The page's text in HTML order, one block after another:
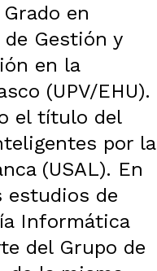
en
Gestión y
en la
(UPV/EHU).
el título del
por la
(USAL). En
estudios de
Informática
del Grupo de